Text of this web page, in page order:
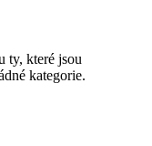
ty, které jsou
kategorie.